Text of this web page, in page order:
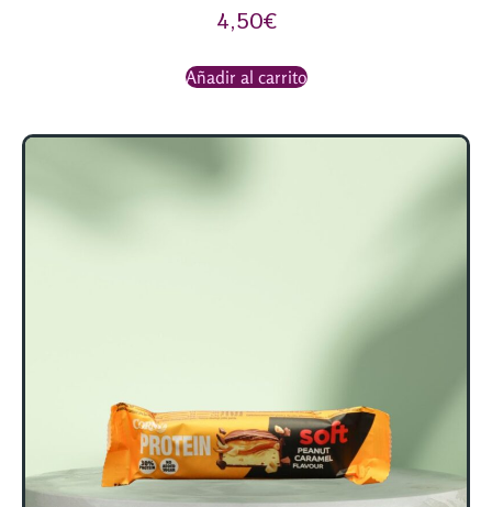
4,50€
Añadir al carrito